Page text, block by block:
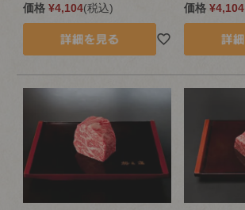
価格 ¥4,104 税込 価格 ¥4,104